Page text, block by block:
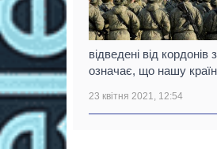
відведені від
означає, що нашу
23 квітня 2021, 12:54